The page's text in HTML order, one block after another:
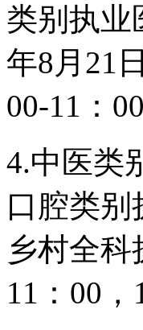
类别执业
年8月21
00-11：
4.中医类
口腔类
乡村全科
11：00，